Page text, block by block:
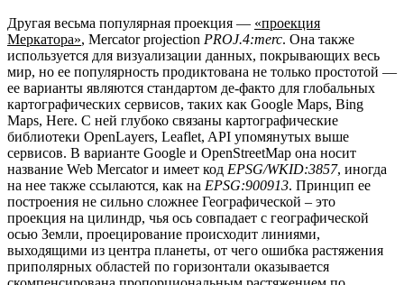
Другая весьма популярная проекция — «проекция
Меркатора», Mercator projection PROJ.4:merc. Она также
используется для визуализации данных, покрывающих весь
мир, но ее популярность продиктована не только простотой —
ее варианты являются стандартом де-факто для глобальных
картографических сервисов, таких как Google Maps, Bing
Maps, Here. С ней глубоко связаны картографические
библиотеки OpenLayers, Leaflet, API упомянутых выше
сервисов. В варианте Google и OpenStreetMap она носит
название Web Mercator и имеет код EPSG/WKID:3857, иногда
на нее также ссылаются, как на EPSG:900913. Принцип ее
построения не сильно сложнее Географической – это
проекция на цилиндр, чья ось совпадает с географической
осью Земли, проецирование происходит линиями,
выходящими из центра планеты, от чего ошибка растяжения
приполярных областей по горизонтали оказывается